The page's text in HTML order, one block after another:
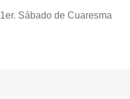
1er. Sábado de Cuaresma